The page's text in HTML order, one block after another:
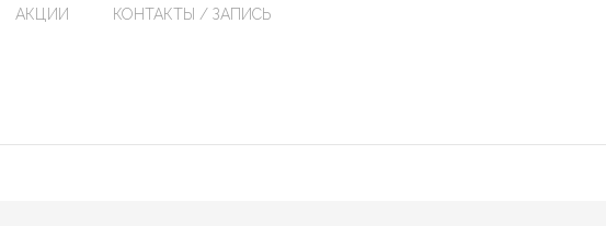
АКЦИИ КОНТАКТЫ / ЗАПИСЬ